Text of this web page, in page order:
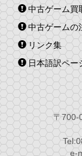
中古ゲーム買
中古ゲームの
リンク集
日本語訳ペー
〒700-
e-